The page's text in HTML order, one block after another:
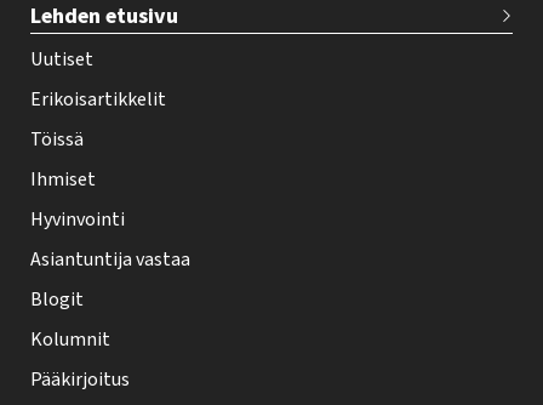
e
h
y
-
e
h
t
i
f
o
Lehden etusivu
Uutiset
Erikoisartikkelit
Töissä
Ihmiset
Hyvinvointi
Asiantuntija vastaa
Blogit
Kolumnit
Pääkirjoitus